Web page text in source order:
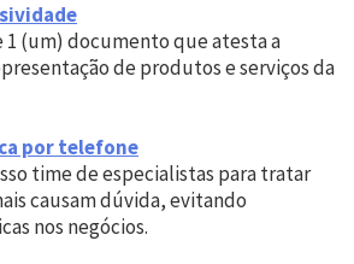
1 (um) documento que atesta a
de produtos e serviços da
por telefone
time de especialistas para tratar
causam dúvida, evitando
nos negócios.